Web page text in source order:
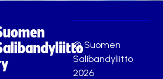
© Suomen
Salibandyliitto
2026